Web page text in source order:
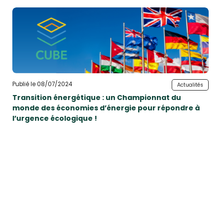
Publié le 08/07/2024 Actualités
Transition énergétique : un Championnat du
monde des économies d’énergie pour répondre à
l’urgence écologique !